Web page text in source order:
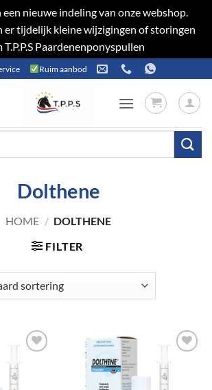
nieuwe indeling van onze webshop.
er tijdelijk kleine wijzigingen of storingen
T.P.P.S Paardenenponyspullen
Ruim aanbod
Dolthene
HOME / DOLTHENE
FILTER